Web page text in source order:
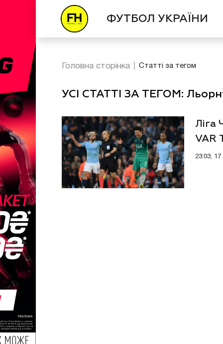
ФУТБОЛ УКРАЇНИ
Головна сторінка Статті за тегом
УСІ СТАТТІ ЗА ТЕГОМ:
Ліга
VAR
23:03, 17